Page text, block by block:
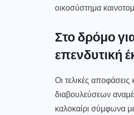
οικοσύστημα
Στο δρόμο
επενδυτική
Οι τελικές
διαβουλεύσεων
καλοκαίρι σύμφωνα